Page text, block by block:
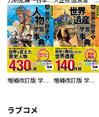
増補改訂版 学研まんが NEW世界の歴史 別巻 人物学習事典 増補改訂版 学研まんが NEW世界の歴史 別巻 世界遺産学習事典
ラブコメ